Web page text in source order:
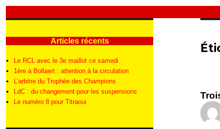
Articles récents
Le RCL avec le 3e maillot ce samedi
1ère à Bollaert : attention à la circulation
L’arbitre du Trophée des Champions
LdC : du changement pour les suspensions
Le numéro 8 pour Titraoui